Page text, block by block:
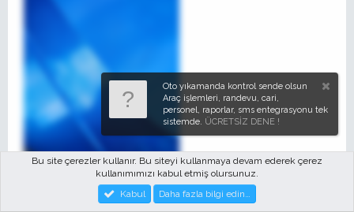
Oto yıkamanda kontrol sende olsun
Araç işlemleri, randevu, cari,
personel, raporlar, sms entegrasyonu tek
sistemde. ÜCRETSİZ DENE !
Bu site çerezler kullanır. Bu siteyi kullanmaya devam ederek çerez
kullanımımızı kabul etmiş olursunuz.
Kabul
Daha fazla bilgi edin…